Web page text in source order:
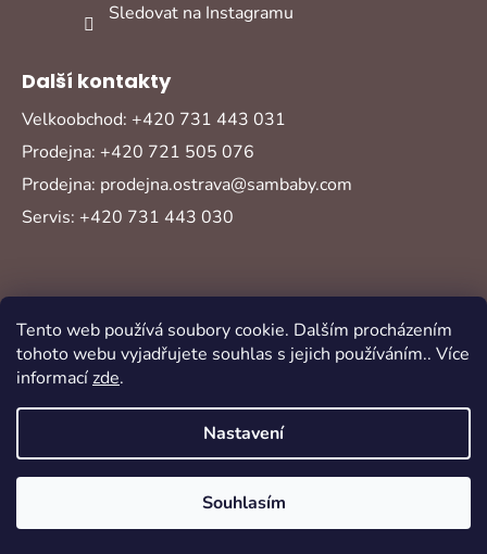
Tento web používá soubory cookie. Dalším procházením
tohoto webu vyjadřujete souhlas s jejich používáním.. Více
informacízde.
Nastavení
Souhlasím
Sledovat na Instagramu
Další kontakty
Velkoobchod: +420 731 443 031
Prodejna: +420 721 505 076
Prodejna: prodejna.ostrava@sambaby.com
Servis: +420 731 443 030
Akce Novinky Oblíbené Přihlášení
Vytvořil Shoptet
Copyright 2026Sambaby